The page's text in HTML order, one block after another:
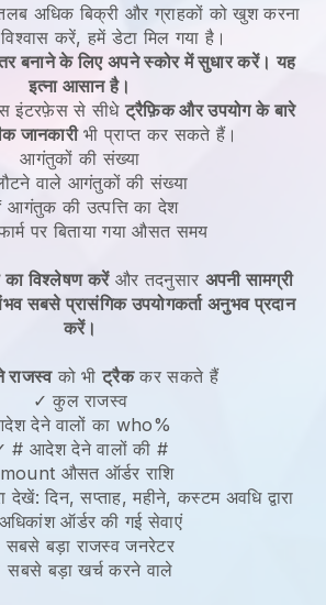
अधिक बिक्री और ग्राहकों को खुश करना
करें, हमें डेटा मिल गया है।
बनाने के लिए अपने स्कोर में सुधार करें। यह
इत्ना आसान है।
इंटरफ़ेस से सीधेट्रैफ़िक और उपयोग के बारे
जानकारीभी प्राप्त कर सकते हैं।
आगंतुकों की संख्या
वाले आगंतुकों की संख्या
आगंतुक की उत्पत्ति का देश
पर बिताया गया औसत समय
विश्लेषण करेंऔर तदनुसार अपनी सामग्री
सबसे प्रासंगिक उपयोगकर्ता अनुभव प्रदान
करें।
राजस्वको भीट्रैककर सकते हैं
✓ कुल राजस्व
देने वालों का who%
# आदेश देने वालों की #
औसत ऑर्डर राशि
देखें: दिन, सप्ताह, महीने, कस्टम अवधि द्वारा
ऑर्डर की गई सेवाएं
बड़ा राजस्व जनरेटर
सबसे बड़ा खर्च करने वाले